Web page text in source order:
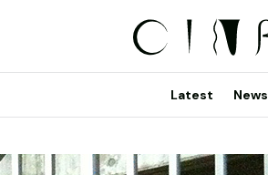
Latest News